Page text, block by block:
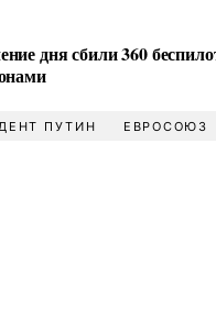
дня сбили 360
ПУТИН ЕВРОСОЮЗ